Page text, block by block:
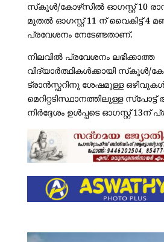
സ്‌കൂൾ/കോഴ്‌സിൽ ഓഗസ്റ്റ് 10
മുതൽ ഓഗസ്റ്റ് 11 ന് വൈകിട്ട് 4
പ്രവേശനം നേടേണ്ടതാണ്.
നിലവിൽ പ്രവേശനം ലഭിക്കാത്ത
വിദ്യാർത്ഥികൾക്കായി സ്‌കൂൾ/
ട്രാൻസ്ഫറിനു ശേഷമുള്ള
മെറിറ്റടിസ്ഥാനത്തിലുള്ള
നിർദ്ദേശം ഉൾപ്പടെ ഓഗസ്റ്റ് 13ന്